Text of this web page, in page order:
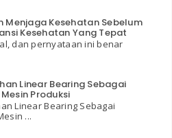
Menjaga Kesehatan Sebelum
Kesehatan Yang Tepat
dan pernyataan ini benar
Linear Bearing Sebagai
Produksi
Linear Bearing Sebagai
...